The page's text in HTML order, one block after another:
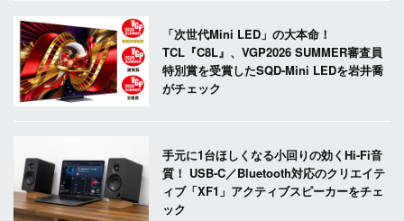
「次世代Mini LED」の大本命！
TCL『C8L』、VGP2026 SUMMER審査員
特別賞を受賞したSQD-Mini LEDを岩井喬
がチェック
手元に1台ほしくなる小回りの効くHi-Fi音
質！ USB-C／Bluetooth対応のクリエイテ
ィブ「XF1」アクティブスピーカーをチェ
ック